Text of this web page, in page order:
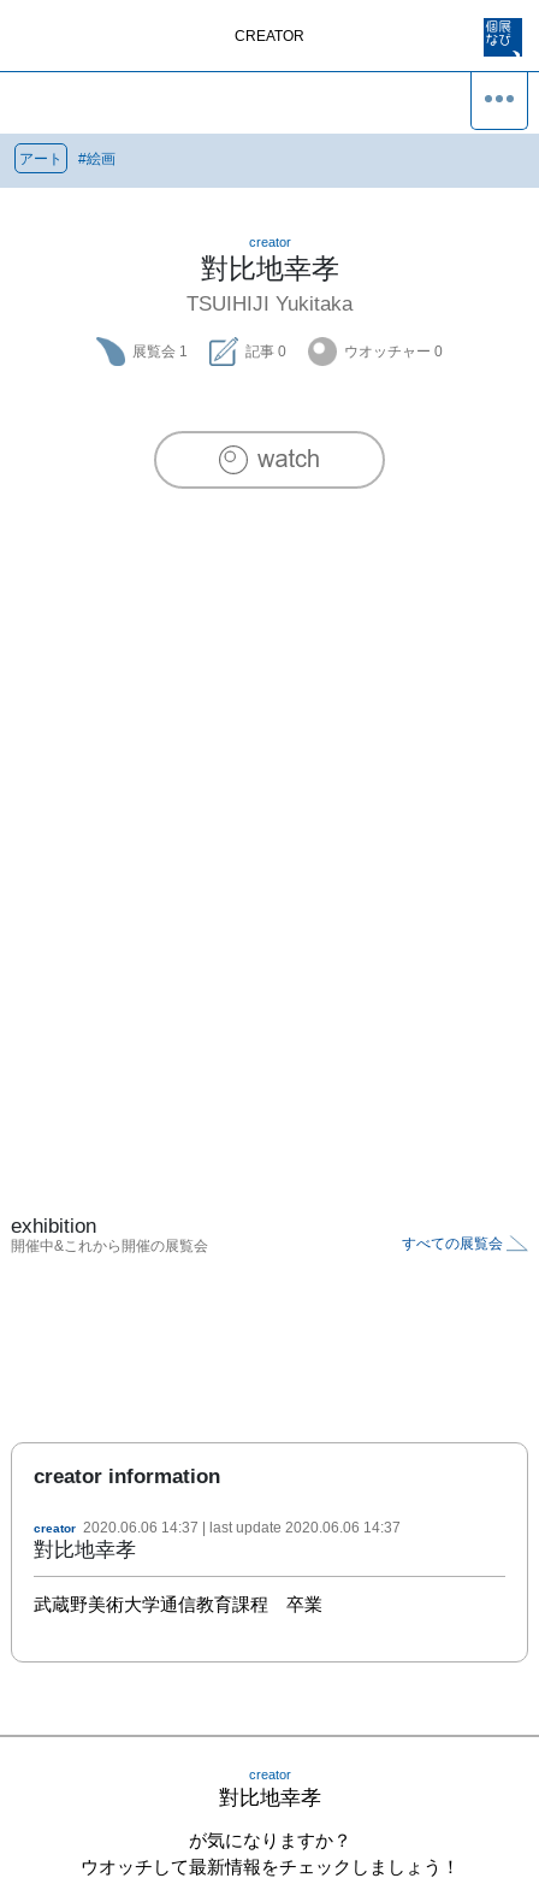
CREATOR
アート #絵画
creator
對比地幸孝
TSUIHIJI Yukitaka
展覧会 1 記事 0 ウオッチャー 0
exhibition
開催中&これから開催の展覧会 すべての展覧会
creator information
creator 2020.06.06 14:37 | last update 2020.06.06 14:37
對比地幸孝
武蔵野美術大学通信教育課程　卒業
creator
對比地幸孝
が気になりますか？
ウオッチして最新情報をチェックしましょう！